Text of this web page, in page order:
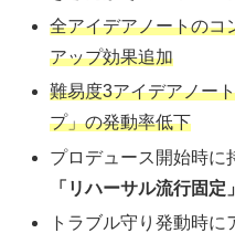
全アイデアノートのコ
アップ効果追加
難易度3アイデアノー
プ」の発動率低下
プロデュース開始時に
「リハーサル流行固
トラブル守り発動時